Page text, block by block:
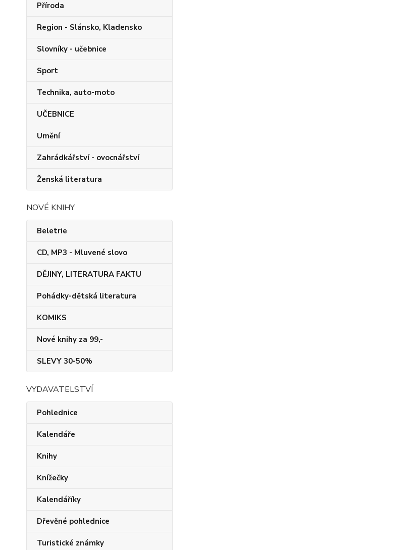
Příroda
Region - Slánsko, Kladensko
Slovníky - učebnice
Sport
Technika, auto-moto
UČEBNICE
Umění
Zahrádkářství - ovocnářství
Ženská literatura
NOVÉ KNIHY
Beletrie
CD, MP3 - Mluvené slovo
DĚJINY, LITERATURA FAKTU
Pohádky-dětská literatura
KOMIKS
Nové knihy za 99,-
SLEVY 30-50%
VYDAVATELSTVÍ
Pohlednice
Kalendáře
Knihy
Knížečky
Kalendáříky
Dřevěné pohlednice
Turistické známky